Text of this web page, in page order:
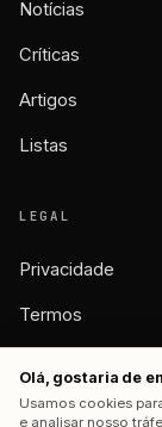
Notícias
Críticas
Artigos
Listas
LEGAL
Privacidade
Termos
Olá, gostaria de
Usamos cookies
e analisar nosso